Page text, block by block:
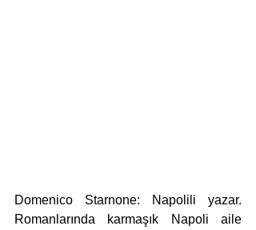
Domenico Starnone: Napolili yazar.
Romanlarında karmaşık Napoli aile